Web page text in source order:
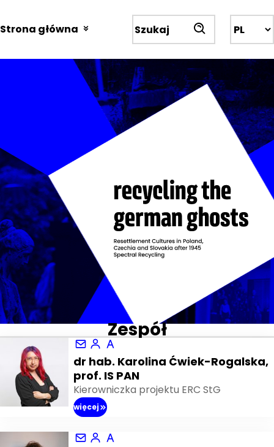
treści
Strona główna Wyszukiwarka
Zespół
dr hab. Karolina Ćwiek-Rogalska,
prof. IS PAN
Kierowniczka projektu ERC StG
więcej